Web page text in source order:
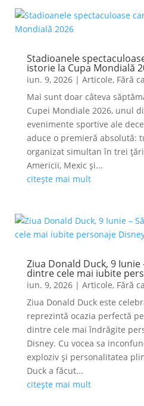
Stadioanele
istorie la Cupa Mondială
iun. 9, 2026| Articole, Fără
Mai sunt doar câteva
Cupei Mondiale 2026, unul
evenimente sportive ale
aduce o premieră absolută:
organizat simultan în trei
Americii, Mexic și...
citește mai mult
Ziua Donald Duck, 9
dintre cele mai iubite
iun. 9, 2026| Articole, Fără
Ziua Donald Duck este
reprezintă ocazia perfectă
dintre cele mai îndrăgite
Disney. Cu vocea sa
exploziv și personalitatea
Duck a făcut...
citește mai mult